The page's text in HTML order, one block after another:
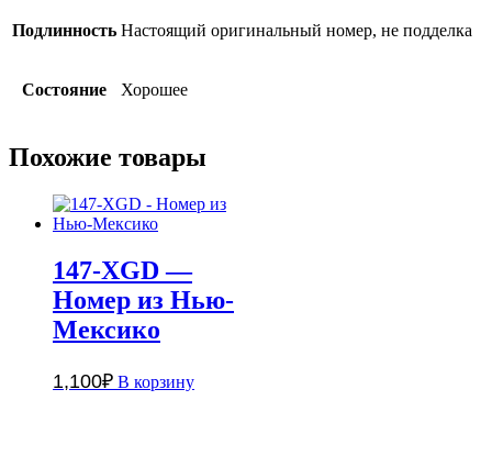
Подлинность Настоящий оригинальный номер, не подделка
Состояние Хорошее
Похожие товары
147-XGD —
Номер из Нью-
Мексико
1,100₽ В корзину